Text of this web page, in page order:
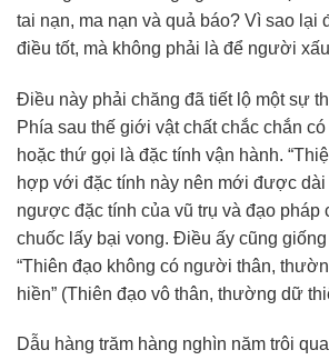
tai nạn, ma nạn và quả báo? Vì sao
điều tốt, mà không phải là để người
Điều này phải chăng đã tiết lộ một sự
Phía sau thế giới vật chất chắc chắn
hoặc thứ gọi là đặc tính vận hành.
hợp với đặc tính này nên mới được dài
ngược đặc tính của vũ trụ và đạo pháp
chuốc lấy bại vong. Điều ấy cũng
“Thiên đạo không có người thân,
hiền” (Thiên đạo vô thân, thường dữ
Dẫu hàng trăm hàng nghìn năm trôi